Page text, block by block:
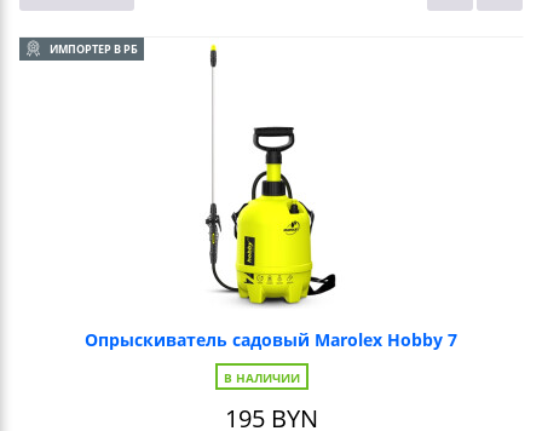
ИМПОРТЕР В РБ
Опрыскиватель садовый Marolex Hobby 7
В НАЛИЧИИ
195BYN